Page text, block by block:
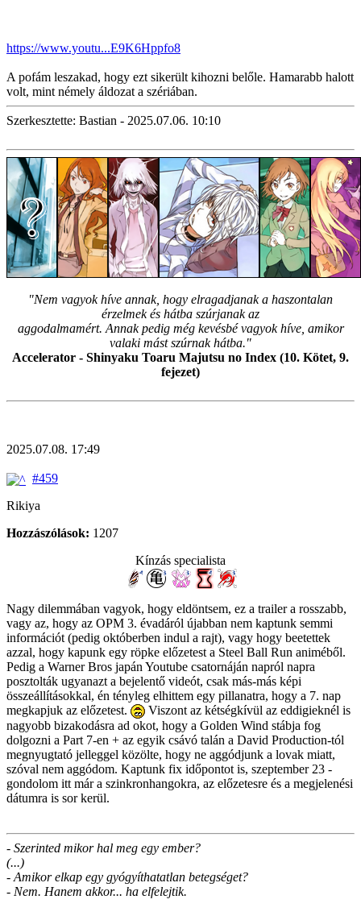
https://www.youtu...E9K6Hppfo8
A pofám leszakad, hogy ezt sikerült kihozni belőle. Hamarabb halott
volt, mint némely áldozat a szériában.
Szerkesztette: Bastian - 2025.07.06. 10:10
"Nem vagyok híve annak, hogy elragadjanak a haszontalan
érzelmek és hátba szúrjanak az
aggodalmamért. Annak pedig még kevésbé vagyok híve, amikor
valaki mást szúrnak hátba."
Accelerator - Shinyaku Toaru Majutsu no Index (10. Kötet, 9.
fejezet)
2025.07.08. 17:49
#459
Rikiya
Hozzászólások: 1207
Kínzás specialista
Nagy dilemmában vagyok, hogy eldöntsem, ez a trailer a rosszabb,
vagy az, hogy az OPM 3. évadáról újabban nem kaptunk semmi
információt (pedig októberben indul a rajt), vagy hogy beetettek
azzal, hogy kapunk egy röpke előzetest a Steel Ball Run animéből.
Pedig a Warner Bros japán Youtube csatornáján napról napra
posztolták ugyanazt a bejelentő videót, csak más-más képi
összeállításokkal, én tényleg elhittem egy pillanatra, hogy a 7. nap
megkapjuk az előzetest.
Viszont az kétségkívül az eddigieknél is
nagyobb bizakodásra ad okot, hogy a Golden Wind stábja fog
dolgozni a Part 7-en + az egyik csávó talán a David Production-tól
megnyugtató jelleggel közölte, hogy ne aggódjunk a lovak miatt,
szóval nem aggódom. Kaptunk fix időpontot is, szeptember 23 -
gondolom itt már a szinkronhangokra, az előzetesre és a megjelenési
dátumra is sor kerül.
- Szerinted mikor hal meg egy ember?
(...)
- Amikor elkap egy gyógyíthatatlan betegséget?
- Nem. Hanem akkor... ha elfelejtik.